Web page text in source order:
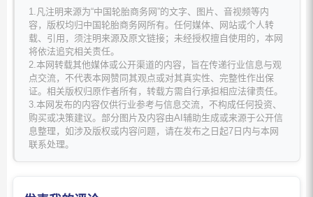
1.凡注明来源为“中国轮胎商务网”的文字、图片、音视频等内
容，版权均归中国轮胎商务网所有。任何媒体、网站或个人转
载、引用，须注明来源及原文链接；未经授权擅自使用的，本网
将依法追究相关责任。
2.本网转载其他媒体或公开渠道的内容，旨在传递行业信息与观
点交流，不代表本网赞同其观点或对其真实性、完整性作出保
证。相关版权归原作者所有，转载方需自行承担相应法律责任。
3.本网发布的内容仅供行业参考与信息交流，不构成任何投资、
购买或决策建议。部分图片及内容由AI辅助生成或来源于公开信
息整理，如涉及版权或内容问题，请在发布之日起7日内与本网
联系处理。